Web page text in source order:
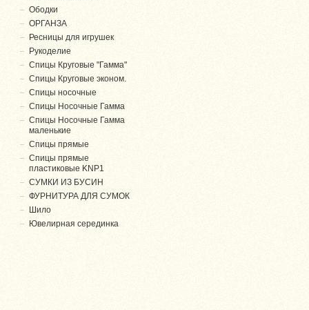
Ободки
ОРГАНЗА
Ресницы для игрушек
Рукоделие
Спицы Круговые "Гамма"
Спицы Круговые эконом.
Спицы носочные
Спицы Носочные Гамма
Спицы Носочные Гамма
маленькие
Спицы прямые
Спицы прямые
пластиковые KNP1
СУМКИ ИЗ БУСИН
ФУРНИТУРА ДЛЯ СУМОК
Шило
Ювелирная серединка